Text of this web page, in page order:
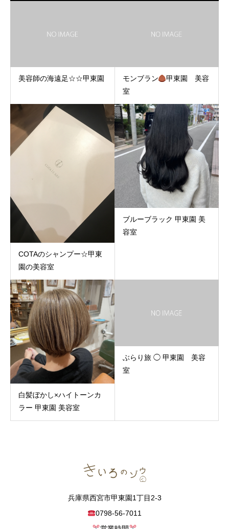
美容師の海遠足☆☆甲東園 モンブラン
甲東園 美容
室
COTAのシャンプー☆甲東
園の美容室
ブルーブラック 甲東園 美
容室
白髪ぼかし×ハイトーンカ
ラー 甲東園 美容室
ぶらり旅 ◯ 甲東園 美容
室
兵庫県西宮市甲東園1丁目2-3
0798-56-7011